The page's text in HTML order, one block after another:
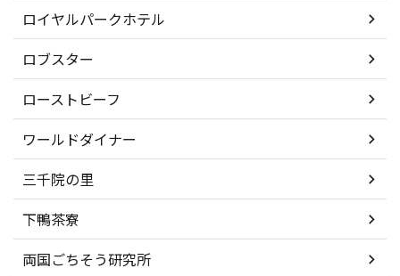
ロイヤルパークホテル
ロブスター
ローストビーフ
ワールドダイナー
三千院の里
下鴨茶寮
両国ごちそう研究所